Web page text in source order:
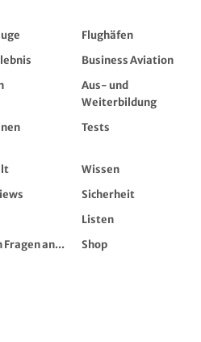
Flughäfen
Business Aviation
Aus- und
Weiterbildung
Tests
Wissen
Sicherheit
Listen
Fragen an...
Shop